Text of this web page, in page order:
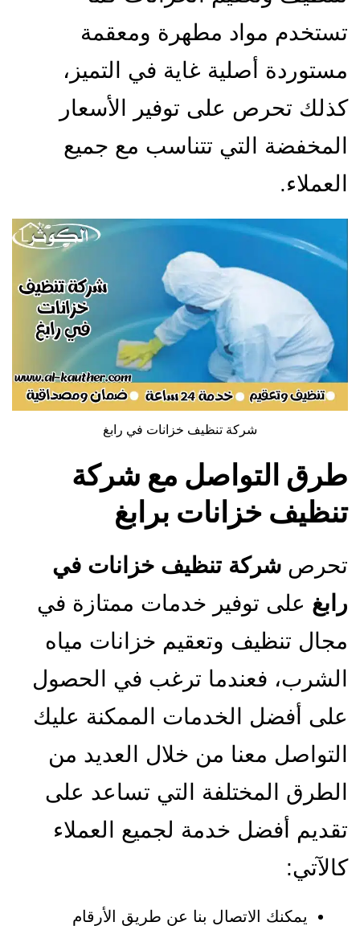
تستخدم مواد مطهرة ومعقمة
مستوردة أصلية غاية في التميز،
كذلك تحرص على توفير الأسعار
المخفضة التي تتناسب مع جميع
العملاء.
شركة تنظيف خزانات في رابغ
طرق التواصل مع شركة
تنظيف خزانات برابغ
تحرص شركة تنظيف خزانات في
رابغ على توفير خدمات ممتازة في
مجال تنظيف وتعقيم خزانات مياه
الشرب، فعندما ترغب في الحصول
على أفضل الخدمات الممكنة عليك
التواصل معنا من خلال العديد من
الطرق المختلفة التي تساعد على
تقديم أفضل خدمة لجميع العملاء
كالآتي:
يمكنك الاتصال بنا عن طريق الأرقام